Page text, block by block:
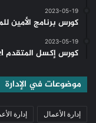
2023-05-19
كورس برنامج الأمين
2023-05-19
كورس إكسل المتقدم Mastering Excel من إدراك
موضوعات في الإدارة
إدارة الأعمال إدارة